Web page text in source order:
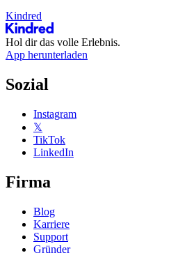
Kindred
Hol dir das volle Erlebnis.
App herunterladen
Sozial
Instagram
𝕏
TikTok
LinkedIn
Firma
Blog
Karriere
Support
Gründer